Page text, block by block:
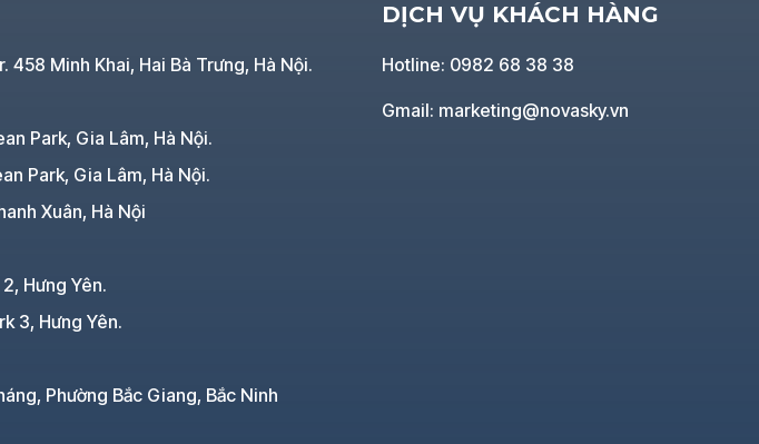
458 Minh Khai, Hai Bà Trưng, Hà Nội.
Park, Gia Lâm, Hà Nội.
Park, Gia Lâm, Hà Nội.
Xuân, Hà Nội
Hưng Yên.
3, Hưng Yên.
Phường Bắc Giang, Bắc Ninh
DỊCH VỤ KHÁCH HÀNG
Hotline: 0982 68 38 38
Gmail: marketing@novasky.vn